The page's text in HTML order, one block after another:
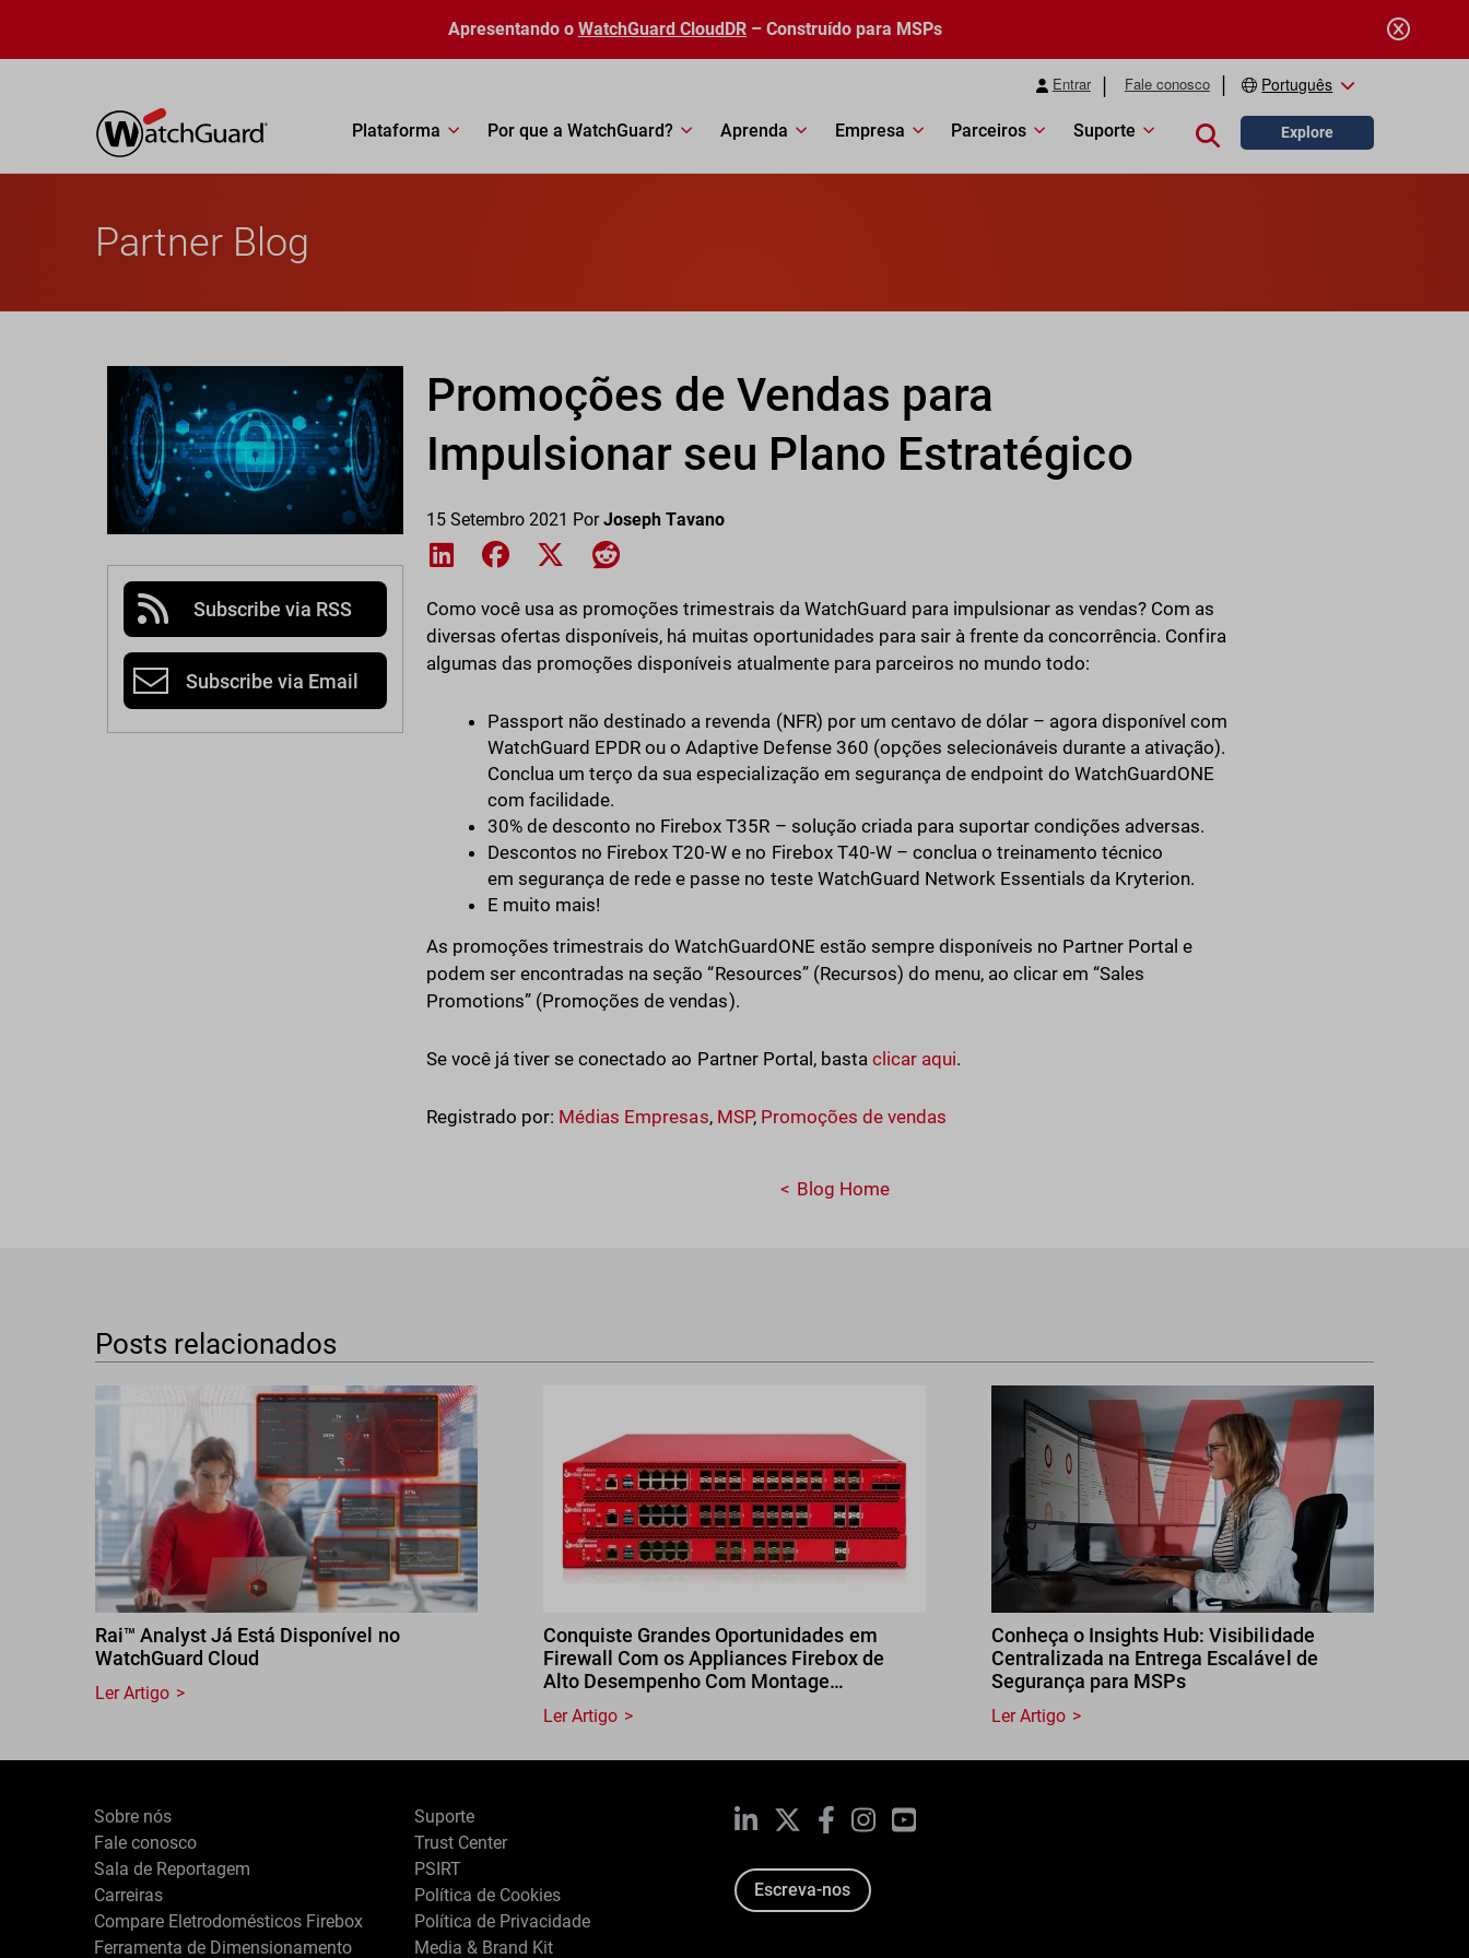
Apresentando o WatchGuard CloudDR – Construído para MSPs
Entrar Fale conosco Português
Plataforma Por que a WatchGuard? Aprenda Empresa Parceiros Suporte Close search
Explore
Partner Blog
Subscribe via RSS
Subscribe via Email
Promoções de Vendas para
Impulsionar seu Plano Estratégico
15 Setembro 2021 PorJoseph Tavano
Share on LinkedIn
Share on Facebook
Share on XShare on Reddit
Como você usa as promoções trimestrais da WatchGuard para impulsionar as vendas? Com as
diversas ofertas disponíveis, há muitas oportunidades para sair à frente da concorrência. Confira
algumas das promoções disponíveis atualmente para parceiros no mundo todo:
Passport não destinado a revenda (NFR) por um centavo de dólar – agora disponível com
WatchGuard EPDR ou o Adaptive Defense 360 (opções selecionáveis durante a ativação).
Conclua um terço da sua especialização em segurança de endpoint do WatchGuardONE
com facilidade.
30% de desconto no Firebox T35R – solução criada para suportar condições adversas.
Descontos no Firebox T20-W e no Firebox T40-W – conclua o treinamento técnico
em segurança de rede e passe no teste WatchGuard Network Essentials da Kryterion.
E muito mais!
As promoções trimestrais do WatchGuardONE estão sempre disponíveis no Partner Portal e
podem ser encontradas na seção “Resources” (Recursos) do menu, ao clicar em “Sales
Promotions” (Promoções de vendas).
Se você já tiver se conectado ao Partner Portal, basta clicar aqui.
Registrado por: Médias Empresas, MSP, Promoções de vendas
Blog Home
Posts relacionados
Rai™ Analyst Já Está Disponível no
WatchGuard Cloud
Ler Artigo
Conquiste Grandes Oportunidades em
Firewall Com os Appliances Firebox de
Alto Desempenho Com Montage…
Ler Artigo
Conheça o Insights Hub: Visibilidade
Centralizada na Entrega Escalável de
Segurança para MSPs
Ler Artigo
Sobre nós
Fale conosco
Sala de Reportagem
Carreiras
Compare Eletrodomésticos Firebox
Ferramenta de Dimensionamento
Suporte
Trust Center
PSIRT
Política de Cookies
Política de Privacidade
Media & Brand Kit
LinkedIn Facebook
InstagramYouTube
Escreva-nos